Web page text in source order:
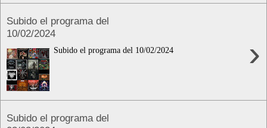
Subido el programa del
10/02/2024
›
Subido el programa del 10/02/2024
Subido el programa del